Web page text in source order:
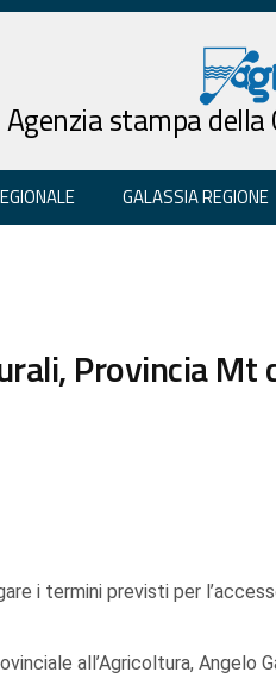
Agenzia stampa
GALASSIA REGIONE
Provincia Mt
i termini previsti per
all’Agricoltura, Angelo